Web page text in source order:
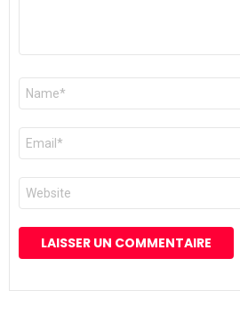
Nom
E-
mail
*
Site
web